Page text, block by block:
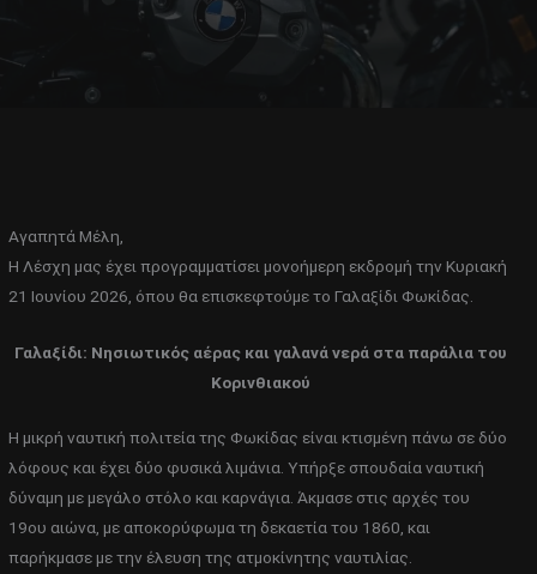
Αγαπητά Μέλη,
Η Λέσχη μας έχει προγραμματίσει μονοήμερη εκδρομή την Κυριακή
21 Ιουνίου 2026, όπου θα επισκεφτούμε το Γαλαξίδι Φωκίδας.
Γαλαξίδι: Νησιωτικός αέρας και γαλανά νερά στα παράλια του
Κορινθιακού
Η μικρή ναυτική πολιτεία της Φωκίδας είναι κτισμένη πάνω σε δύο
λόφους και έχει δύο φυσικά λιμάνια. Υπήρξε σπουδαία ναυτική
δύναμη με μεγάλο στόλο και καρνάγια. Άκμασε στις αρχές του
19ου αιώνα, με αποκορύφωμα τη δεκαετία του 1860, και
παρήκμασε με την έλευση της ατμοκίνητης ναυτιλίας.